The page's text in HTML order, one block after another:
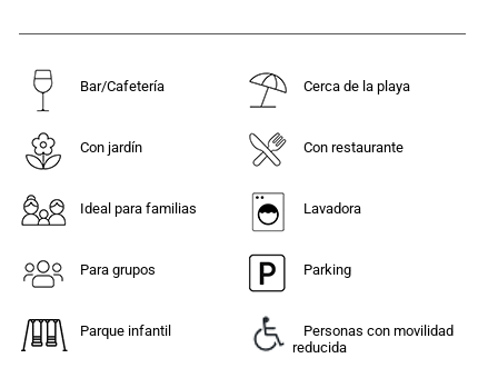
Bar/Cafetería Cerca de la playa
Con jardín Con restaurante
Ideal para familias Lavadora
Para grupos Parking
Parque infantil
Personas con movilidad
reducida